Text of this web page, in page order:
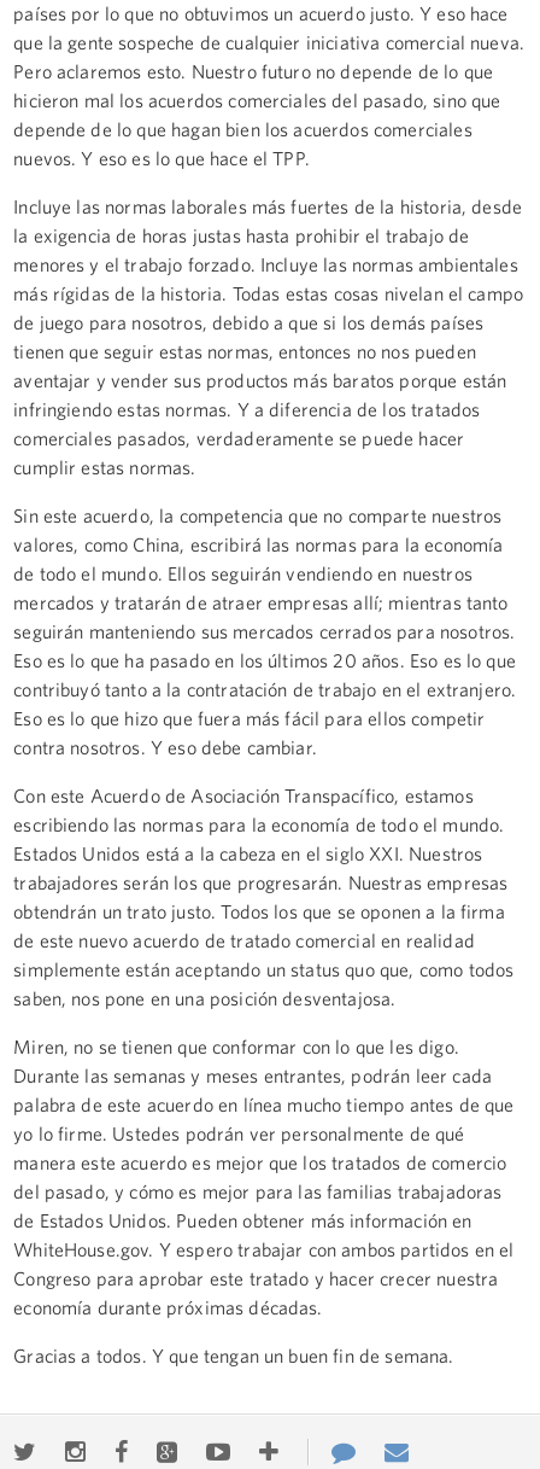
países por lo que no obtuvimos un acuerdo justo. Y eso hace
que la gente sospeche de cualquier iniciativa comercial nueva.
Pero aclaremos esto. Nuestro futuro no depende de lo que
hicieron mal los acuerdos comerciales del pasado, sino que
depende de lo que hagan bien los acuerdos comerciales
nuevos. Y eso es lo que hace el TPP.
Incluye las normas laborales más fuertes de la historia, desde
la exigencia de horas justas hasta prohibir el trabajo de
menores y el trabajo forzado. Incluye las normas ambientales
más rígidas de la historia. Todas estas cosas nivelan el campo
de juego para nosotros, debido a que si los demás países
tienen que seguir estas normas, entonces no nos pueden
aventajar y vender sus productos más baratos porque están
infringiendo estas normas. Y a diferencia de los tratados
comerciales pasados, verdaderamente se puede hacer
cumplir estas normas.
Sin este acuerdo, la competencia que no comparte nuestros
valores, como China, escribirá las normas para la economía
de todo el mundo. Ellos seguirán vendiendo en nuestros
mercados y tratarán de atraer empresas allí; mientras tanto
seguirán manteniendo sus mercados cerrados para nosotros.
Eso es lo que ha pasado en los últimos 20 años. Eso es lo que
contribuyó tanto a la contratación de trabajo en el extranjero.
Eso es lo que hizo que fuera más fácil para ellos competir
contra nosotros. Y eso debe cambiar.
Con este Acuerdo de Asociación Transpacífico, estamos
escribiendo las normas para la economía de todo el mundo.
Estados Unidos está a la cabeza en el siglo XXI. Nuestros
trabajadores serán los que progresarán. Nuestras empresas
obtendrán un trato justo. Todos los que se oponen a la firma
de este nuevo acuerdo de tratado comercial en realidad
simplemente están aceptando un status quo que, como todos
saben, nos pone en una posición desventajosa.
Miren, no se tienen que conformar con lo que les digo.
Durante las semanas y meses entrantes, podrán leer cada
palabra de este acuerdo en línea mucho tiempo antes de que
yo lo firme. Ustedes podrán ver personalmente de qué
manera este acuerdo es mejor que los tratados de comercio
del pasado, y cómo es mejor para las familias trabajadoras
de Estados Unidos. Pueden obtener más información en
WhiteHouse.gov. Y espero trabajar con ambos partidos en el
Congreso para aprobar este tratado y hacer crecer nuestra
economía durante próximas décadas.
Gracias a todos. Y que tengan un buen fin de semana.
TwitterInstagramFacebookGoogle+YoutubeMore Contact